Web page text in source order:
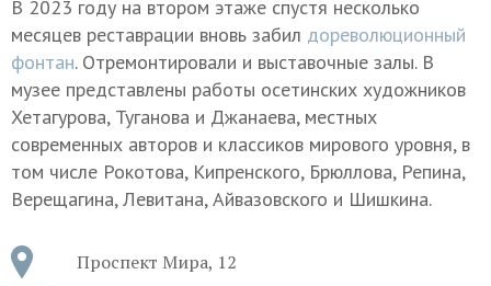
В 2023 году на втором этаже спустя несколько
месяцев реставрации вновь забил дореволюционный
фонтан. Отремонтировали и выставочные залы. В
музее представлены работы осетинских художников
Хетагурова, Туганова и Джанаева, местных
современных авторов и классиков мирового уровня, в
том числе Рокотова, Кипренского, Брюллова, Репина,
Верещагина, Левитана, Айвазовского и Шишкина.
Проспект Мира, 12